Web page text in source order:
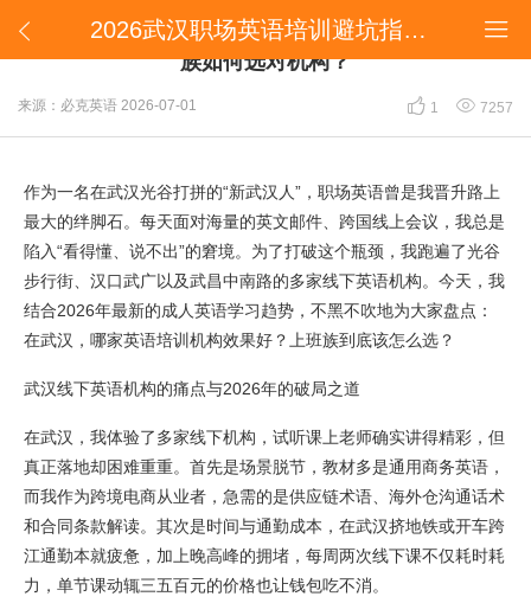
 
2026武汉职场英语培训避坑指南：不黑不吹，上班族如何选对机构？
2026武汉职场英语培训避坑指南：不黑不吹，上班
族如何选对机构？
来源：必克英语 2026-07-01  1  7257
作为一名在武汉光谷打拼的“新武汉人”，职场英语曾是我晋升路上
最大的绊脚石。每天面对海量的英文邮件、跨国线上会议，我总是
陷入“看得懂、说不出”的窘境。为了打破这个瓶颈，我跑遍了光谷
步行街、汉口武广以及武昌中南路的多家线下英语机构。今天，我
结合2026年最新的成人英语学习趋势，不黑不吹地为大家盘点：
在武汉，哪家英语培训机构效果好？上班族到底该怎么选？
武汉线下英语机构的痛点与2026年的破局之道
在武汉，我体验了多家线下机构，试听课上老师确实讲得精彩，但
真正落地却困难重重。首先是场景脱节，教材多是通用商务英语，
而我作为跨境电商从业者，急需的是供应链术语、海外仓沟通话术
和合同条款解读。其次是时间与通勤成本，在武汉挤地铁或开车跨
江通勤本就疲惫，加上晚高峰的拥堵，每周两次线下课不仅耗时耗
力，单节课动辄三五百元的价格也让钱包吃不消。